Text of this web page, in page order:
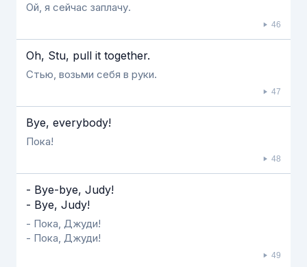
Ой, я сейчас заплачу.
46
Oh, Stu, pull it together.
Стью, возьми себя в руки.
47
Bye, everybody!
Пока!
48
- Bye-bye, Judy!
- Bye, Judy!
- Пока, Джуди!
- Пока, Джуди!
49